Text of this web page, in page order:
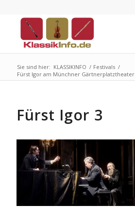
Sie sind hier: KLASSIKINFO / Festivals /
Fürst Igor am Münchner Gärtnerplatztheater
Fürst Igor 3